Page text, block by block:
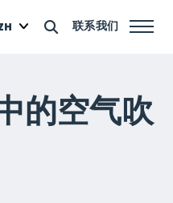
联系我们
的空气吹